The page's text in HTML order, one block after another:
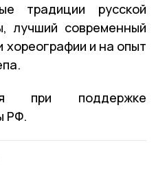
традиции русской
лучший современный
хореографии и на опыт
при поддержке
РФ.